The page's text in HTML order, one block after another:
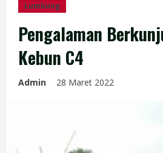
Lumbung
Pengalaman
Kebun C4
Admin 28 Maret 2022